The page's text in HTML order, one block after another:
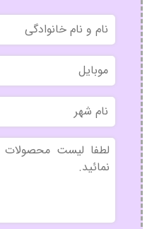
نام
و
نام
خانوادگی
موبایل
نام
شهر
بدون
عنوان